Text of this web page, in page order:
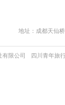
地址：成都天仙
有限公司 四川青年旅